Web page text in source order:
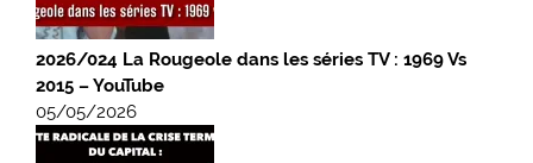
2026/024 La Rougeole dans les séries TV : 1969 Vs
2015 – YouTube
05/05/2026